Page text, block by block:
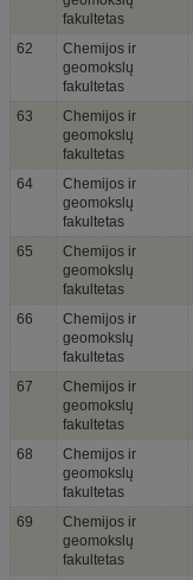
fakultetas
62
Chemijos ir
geomokslų
fakultetas
63
Chemijos ir
geomokslų
fakultetas
64
Chemijos ir
geomokslų
fakultetas
65
Chemijos ir
geomokslų
fakultetas
66
Chemijos ir
geomokslų
fakultetas
67
Chemijos ir
geomokslų
fakultetas
68
Chemijos ir
geomokslų
fakultetas
69
Chemijos ir
geomokslų
fakultetas